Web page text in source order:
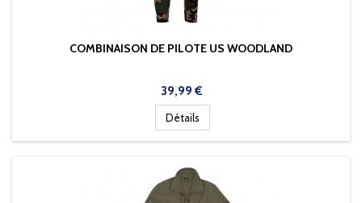
COMBINAISON DE PILOTE US WOODLAND
Prix
39,99 €
Détails